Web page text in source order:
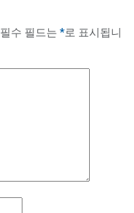
필수 필드는 *로 표시됩니